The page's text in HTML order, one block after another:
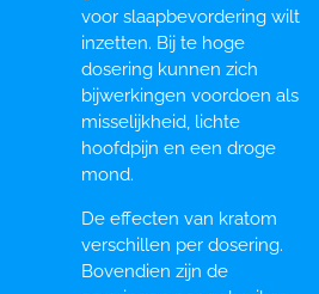
voor slaapbevordering wilt
inzetten. Bij te hoge
dosering kunnen zich
bijwerkingen voordoen als
misselijkheid, lichte
hoofdpijn en een droge
mond.
De effecten van kratom
verschillen per dosering.
Bovendien zijn de